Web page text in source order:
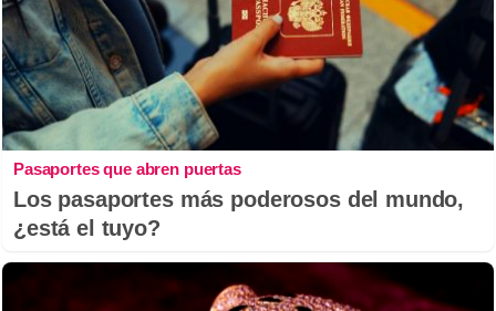
Pasaportes que abren puertas
Los pasaportes más poderosos del mundo,
¿está el tuyo?